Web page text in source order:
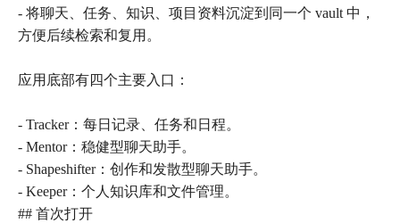
- 将聊天、任务、知识、项目资料沉淀到同一个 vault 中，
方便后续检索和复用。
应用底部有四个主要入口：
- Tracker：每日记录、任务和日程。
- Mentor：稳健型聊天助手。
- Shapeshifter：创作和发散型聊天助手。
- Keeper：个人知识库和文件管理。
## 首次打开